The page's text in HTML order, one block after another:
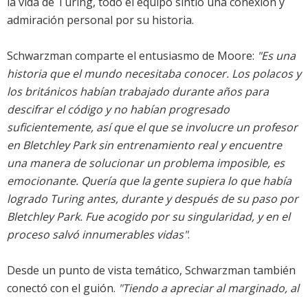
admiración personal por su historia.
Schwarzman comparte el entusiasmo de Moore: "Es una
historia que el mundo necesitaba conocer. Los polacos y
los británicos habían trabajado durante años para
descifrar el código y no habían progresado
suficientemente, así que el que se involucre un profesor
en Bletchley Park sin entrenamiento real y encuentre
una manera de solucionar un problema imposible, es
emocionante. Quería que la gente supiera lo que había
logrado Turing antes, durante y después de su paso por
Bletchley Park. Fue acogido por su singularidad, y en el
proceso salvó innumerables vidas".
Desde un punto de vista temático, Schwarzman también
conectó con el guión. "Tiendo a apreciar al marginado, al